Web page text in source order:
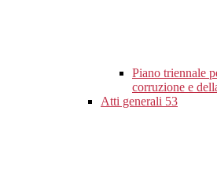
Piano triennale
corruzione e
Atti generali 53